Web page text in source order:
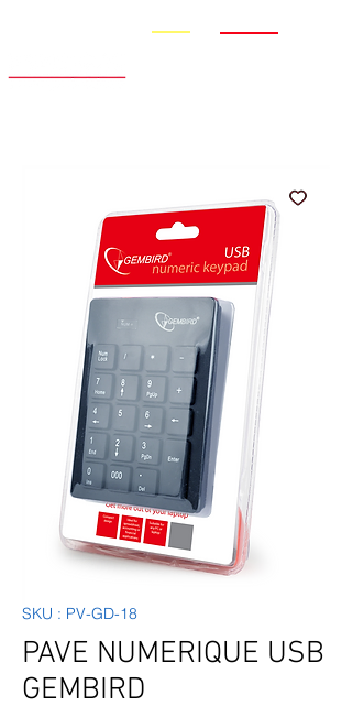
SKU : PV-GD-18
PAVE NUMERIQUE USB
GEMBIRD